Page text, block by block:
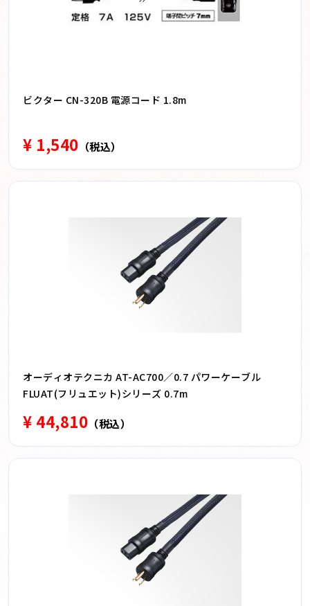
ビクター CN-320B 電源コード 1.8m
¥ 1,540 （税込）
オーディオテクニカ AT-AC700／0.7 パワーケーブル
FLUAT(フリュエット)シリーズ 0.7m
¥ 44,810 （税込）